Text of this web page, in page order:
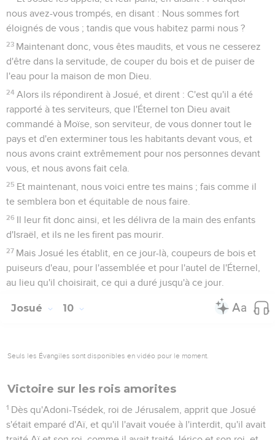
nous avez-vous trompés, en disant : Nous sommes fort
éloignés de vous ; tandis que vous habitez parmi nous ?
23 Maintenant donc, vous êtes maudits, et vous ne cesserez
d'être dans la servitude, de couper du bois et de puiser de
l'eau pour la maison de mon Dieu.
24 Alors ils répondirent à Josué, et dirent : C'est qu'il a été
rapporté à tes serviteurs, que l'Éternel ton Dieu avait
commandé à Moïse, son serviteur, de vous donner tout le
pays et d'en exterminer tous les habitants devant vous, et
nous avons craint extrêmement pour nos personnes devant
vous, et nous avons fait cela.
25 Et maintenant, nous voici entre tes mains ; fais comme il
te semblera bon et équitable de nous faire.
26 Il leur fit donc ainsi, et les délivra de la main des enfants
d'Israël, et ils ne les firent pas mourir.
27 Mais Josué les établit, en ce jour-là, coupeurs de bois et
puiseurs d'eau, pour l'assemblée et pour l'autel de l'Éternel,
au lieu qu'il choisirait, ce qui a duré jusqu'à ce jour.
Josué 10
Seuls les Évangiles sont disponibles en vidéo pour le moment.
Victoire sur les rois amorites
1 Dès qu'Adoni-Tsédek, roi de Jérusalem, apprit que Josué
s'était emparé d'Aï, et qu'il l'avait vouée à l'interdit, qu'il avait